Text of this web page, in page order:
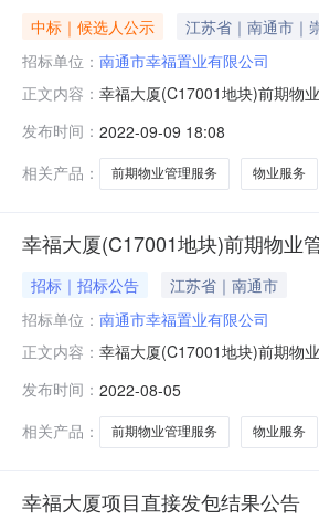
中标｜候选人公示
江苏省｜南通市｜
招标单位： 南通市幸福置业有限公司
正文内容： 幸福大厦(C17001地块)前期物
为该项目的物业服务单位。特
发布时间： 2022-09-09 18:08
相关产品：
前期物业管理服务 物业服务
幸福大厦(C17001地块)前期物业
招标｜招标公告
江苏省｜南通市
招标单位： 南通市幸福置业有限公司
正文内容： 幸福大厦(C17001地块)前期物
明：幸福大厦位于江苏省南通
4975.28㎡，物业管
发布时间： 2022-08-05
相关产品：
前期物业管理服务 物业服务
幸福大厦项目直接发包结果公告